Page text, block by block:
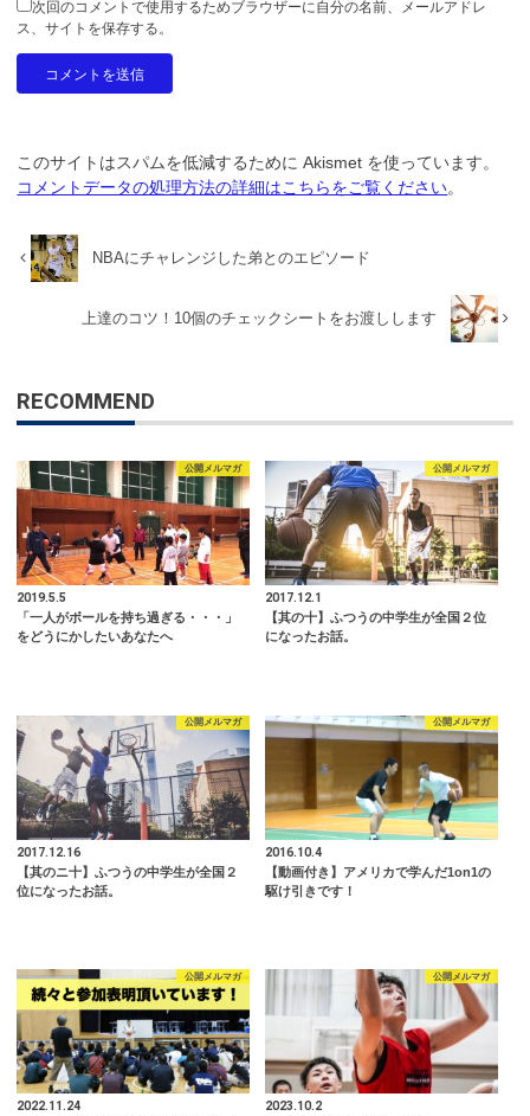
次回のコメントで使用するためブラウザーに自分の名前、メールアドレ
ス、サイトを保存する。
このサイトはスパムを低減するために Akismet を使っています。
コメントデータの処理方法の詳細はこちらをご覧ください。
NBAにチャレンジした弟とのエピソード
上達のコツ！10個のチェックシートをお渡しします
RECOMMEND
公開メルマガ
2019.5.5
「一人がボールを持ち過ぎる・・・」
をどうにかしたいあなたへ
公開メルマガ
2017.12.1
【其の十】ふつうの中学生が全国２位
になったお話。
公開メルマガ
2017.12.16
【其のニ十】ふつうの中学生が全国２
位になったお話。
公開メルマガ
2016.10.4
【動画付き】アメリカで学んだ1on1の
駆け引きです！
公開メルマガ
2022.11.24
公開メルマガ
2023.10.2